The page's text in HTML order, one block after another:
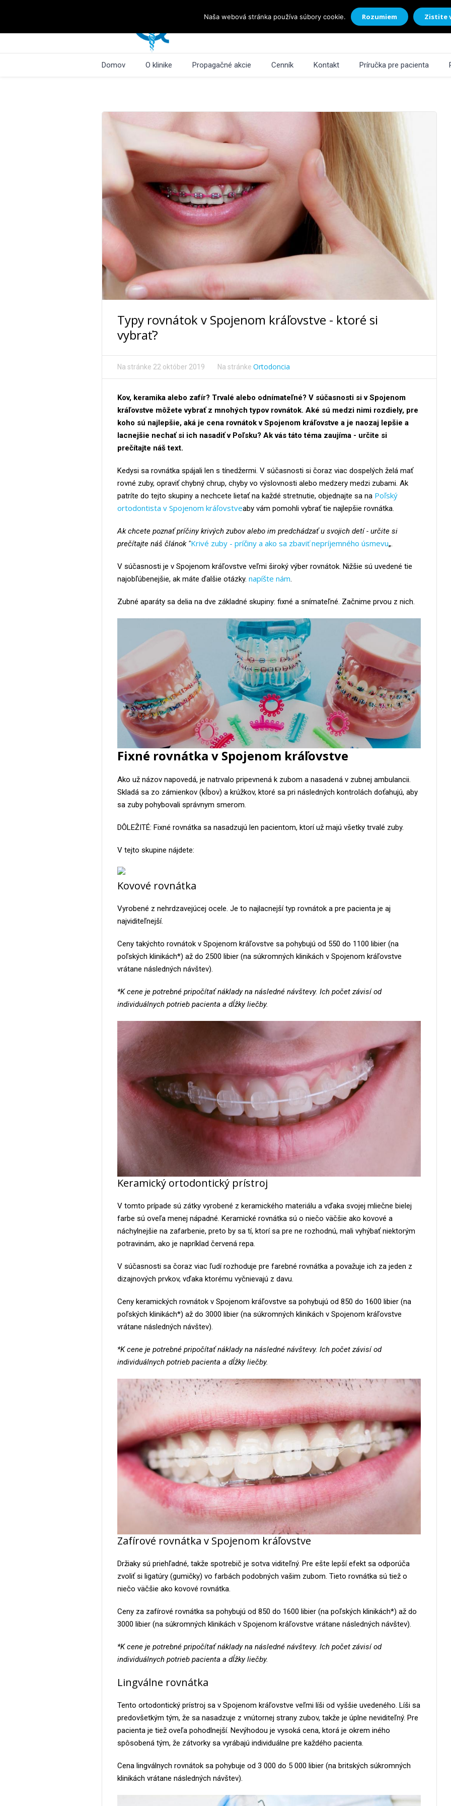
Domov O klinike Propagačné akcie Cenník Kontakt Príručka pre pacienta
Typy rovnátok v Spojenom kráľovstve - ktoré si
vybrať?
Na stránke 22 október 2019 Na stránke Ortodoncia
Kov, keramika alebo zafír? Trvalé alebo odnímateľné? V súčasnosti si v Spojenom
kráľovstve môžete vybrať z mnohých typov rovnátok. Aké sú medzi nimi rozdiely, pre
koho sú najlepšie, aká je cena rovnátok v Spojenom kráľovstve a je naozaj lepšie a
lacnejšie nechať si ich nasadiť v Poľsku? Ak vás táto téma zaujíma - určite si
prečítajte náš text.
Kedysi sa rovnátka spájali len s tínedžermi. V súčasnosti si čoraz viac dospelých želá mať
rovné zuby, opraviť chybný chrup, chyby vo výslovnosti alebo medzery medzi zubami. Ak
patríte do tejto skupiny a nechcete lietať na každé stretnutie, objednajte sa na Poľský
ortodontista v Spojenom kráľovstveaby vám pomohli vybrať tie najlepšie rovnátka.
Ak chcete poznať príčiny krivých zubov alebo im predchádzať u svojich detí - určite si
prečítajte náš článok "Krivé zuby - príčiny a ako sa zbaviť nepríjemného úsmevu„.
V súčasnosti je v Spojenom kráľovstve veľmi široký výber rovnátok. Nižšie sú uvedené tie
najobľúbenejšie, ak máte ďalšie otázky. napíšte nám.
Zubné aparáty sa delia na dve základné skupiny: fixné a snímateľné. Začnime prvou z nich.
Fixné rovnátka v Spojenom kráľovstve
Ako už názov napovedá, je natrvalo pripevnená k zubom a nasadená v zubnej ambulancii.
Skladá sa zo zámienkov (kĺbov) a krúžkov, ktoré sa pri následných kontrolách doťahujú, aby
sa zuby pohybovali správnym smerom.
DÔLEŽITÉ: Fixné rovnátka sa nasadzujú len pacientom, ktorí už majú všetky trvalé zuby.
V tejto skupine nájdete:
Kovové rovnátka
Vyrobené z nehrdzavejúcej ocele. Je to najlacnejší typ rovnátok a pre pacienta je aj
najviditeľnejší.
Ceny takýchto rovnátok v Spojenom kráľovstve sa pohybujú od 550 do 1100 libier (na
poľských klinikách*) až do 2500 libier (na súkromných klinikách v Spojenom kráľovstve
vrátane následných návštev).
*K cene je potrebné pripočítať náklady na následné návštevy. Ich počet závisí od
individuálnych potrieb pacienta a dĺžky liečby.
Keramický ortodontický prístroj
V tomto prípade sú zátky vyrobené z keramického materiálu a vďaka svojej mliečne bielej
farbe sú oveľa menej nápadné. Keramické rovnátka sú o niečo väčšie ako kovové a
náchylnejšie na zafarbenie, preto by sa tí, ktorí sa pre ne rozhodnú, mali vyhýbať niektorým
potravinám, ako je napríklad červená repa.
V súčasnosti sa čoraz viac ľudí rozhoduje pre farebné rovnátka a považuje ich za jeden z
dizajnových prvkov, vďaka ktorému vyčnievajú z davu.
Ceny keramických rovnátok v Spojenom kráľovstve sa pohybujú od 850 do 1600 libier (na
poľských klinikách*) až do 3000 libier (na súkromných klinikách v Spojenom kráľovstve
vrátane následných návštev).
*K cene je potrebné pripočítať náklady na následné návštevy. Ich počet závisí od
individuálnych potrieb pacienta a dĺžky liečby.
Zafírové rovnátka v Spojenom kráľovstve
Držiaky sú priehľadné, takže spotrebič je sotva viditeľný. Pre ešte lepší efekt sa odporúča
zvoliť si ligatúry (gumičky) vo farbách podobných vašim zubom. Tieto rovnátka sú tiež o
niečo väčšie ako kovové rovnátka.
Ceny za zafírové rovnátka sa pohybujú od 850 do 1600 libier (na poľských klinikách*) až do
3000 libier (na súkromných klinikách v Spojenom kráľovstve vrátane následných návštev).
*K cene je potrebné pripočítať náklady na následné návštevy. Ich počet závisí od
individuálnych potrieb pacienta a dĺžky liečby.
Lingválne rovnátka
Tento ortodontický prístroj sa v Spojenom kráľovstve veľmi líši od vyššie uvedeného. Líši sa
predovšetkým tým, že sa nasadzuje z vnútornej strany zubov, takže je úplne neviditeľný. Pre
pacienta je tiež oveľa pohodlnejší. Nevýhodou je vysoká cena, ktorá je okrem iného
spôsobená tým, že zátvorky sa vyrábajú individuálne pre každého pacienta.
Cena lingválnych rovnátok sa pohybuje od 3 000 do 5 000 libier (na britských súkromných
klinikách vrátane následných návštev).
Naša webová stránka používa súbory cookie. Rozumiem Zistite